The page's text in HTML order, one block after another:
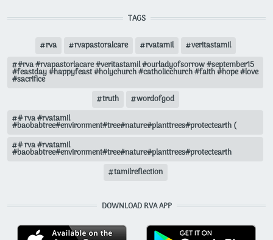
TAGS
rva rvapastoralcare rvatamil
veritastamil
#rva #rvapastorlacare #veritastamil #ourladyofsorrow #september15
#feastday #happyfeast #holychurch #catholicchurch #faith #hope #love
#sacrifice
truth
wordofgod
# rva #rvatamil
#baobabtree#environment#tree#nature#planttrees#protectearth (
# rva #rvatamil
#baobabtree#environment#tree#nature#planttrees#protectearth
tamilreflection
DOWNLOAD RVA APP